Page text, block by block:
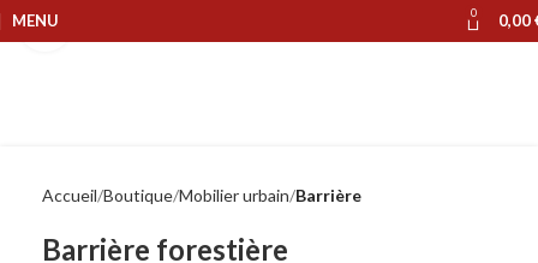
MENU 0 0,00
Accueil Boutique Mobilier urbain Barrière
Barrière forestière